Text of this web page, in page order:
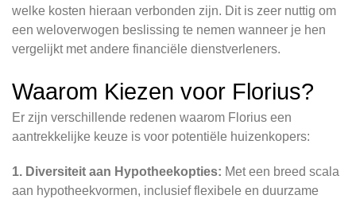
welke kosten hieraan verbonden zijn. Dit is zeer nuttig om
een weloverwogen beslissing te nemen wanneer je hen
vergelijkt met andere financiële dienstverleners.
Waarom Kiezen voor Florius?
Er zijn verschillende redenen waarom Florius een
aantrekkelijke keuze is voor potentiële huizenkopers:
1. Diversiteit aan Hypotheekopties: Met een breed scala
aan hypotheekvormen, inclusief flexibele en duurzame